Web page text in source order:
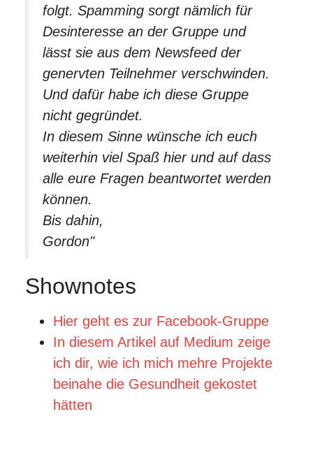
folgt. Spamming sorgt nämlich für
Desinteresse an der Gruppe und
lässt sie aus dem Newsfeed der
genervten Teilnehmer verschwinden.
Und dafür habe ich diese Gruppe
nicht gegründet.
In diesem Sinne wünsche ich euch
weiterhin viel Spaß hier und auf dass
alle eure Fragen beantwortet werden
können.
Bis dahin,
Gordon"
Shownotes
Hier geht es zur Facebook-Gruppe
In diesem Artikel auf Medium zeige
ich dir, wie ich mich mehre Projekte
beinahe die Gesundheit gekostet
hätten